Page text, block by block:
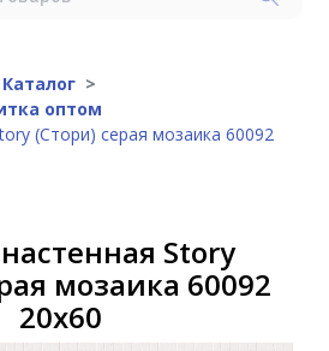
Каталог
оптом
(Стори) серая мозаика 60092
Story
мозаика 60092
20х60